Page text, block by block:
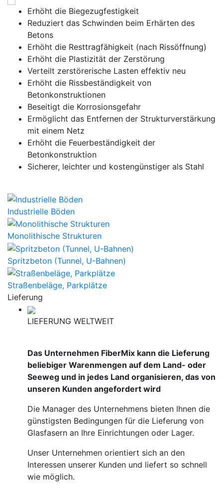
Erhöht die Biegezugfestigkeit
Reduziert das Schwinden beim Erhärten des
Betons
Erhöht die Resttragfähigkeit (nach Rissöffnung)
Erhöht die Plastizität der Zerstörung
Verteilt zerstörerische Lasten effektiv neu
Erhöht die Rissbeständigkeit von
Betonkonstruktionen
Beseitigt die Korrosionsgefahr
Ermöglicht das Entfernen der Strukturverstärkung
mit einem Netz
Erhöht die Feuerbeständigkeit der
Betonkonstruktion
Sicherer, leichter und kostengünstiger als Stahl
Verpackung: Markenpackungen à 3 kg;
Verpackung in einer Beutel: 12 kg pro Beutel = 4
Packungen à 3 kg;
Menge pro Palette: 312 kg = 26 Säcke à 12 kg;
Größe einer Palette mit der Ware 1,0*1,2*2,1 m
Industrielle Böden
Monolithische Strukturen
Spritzbeton (Tunnel, U-Bahnen)
Straßenbeläge, Parkplätze
Lieferung
LIEFERUNG WELTWEIT
Das Unternehmen FiberMix kann die Lieferung
beliebiger Warenmengen auf dem Land- oder
Seeweg und in jedes Land organisieren, das von
unseren Kunden angefordert wird
Die Manager des Unternehmens bieten Ihnen die
günstigsten Bedingungen für die Lieferung von
Glasfasern an Ihre Einrichtungen oder Lager.
Unser Unternehmen orientiert sich an den
Interessen unserer Kunden und liefert so schnell
wie möglich.